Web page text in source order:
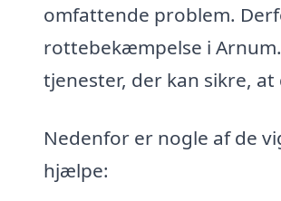
omfattende problem.
rottebekæmpelse i
tjenester, der kan sikre,
Nedenfor er nogle af de
hjælpe: